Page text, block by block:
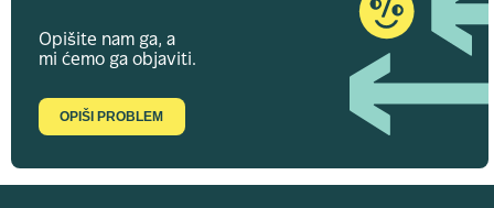
Opišite nam ga, a
mi ćemo ga objaviti.
OPIŠI PROBLEM